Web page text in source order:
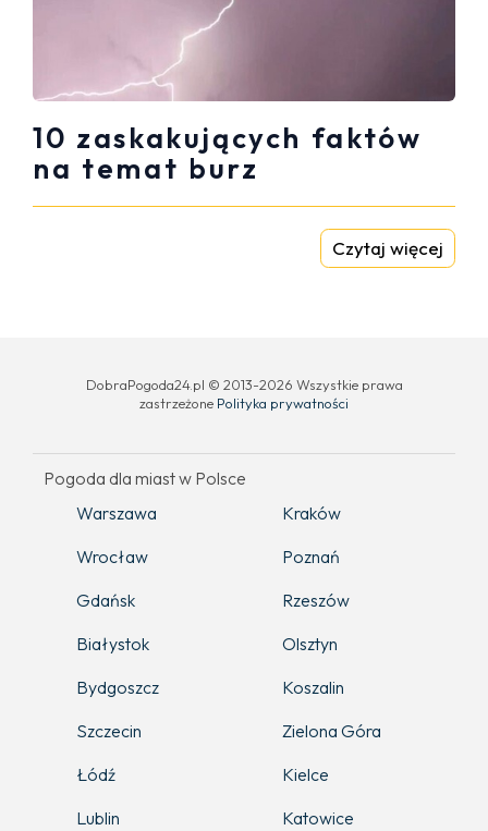
10 zaskakujących faktów
na temat burz
Czytaj więcej
DobraPogoda24.pl © 2013-2026 Wszystkie prawa
zastrzeżone Polityka prywatności
Pogoda dla miast w Polsce
Warszawa
Kraków
Wrocław
Poznań
Gdańsk
Rzeszów
Białystok
Olsztyn
Bydgoszcz
Koszalin
Szczecin
Zielona Góra
Łódź
Kielce
Lublin
Katowice